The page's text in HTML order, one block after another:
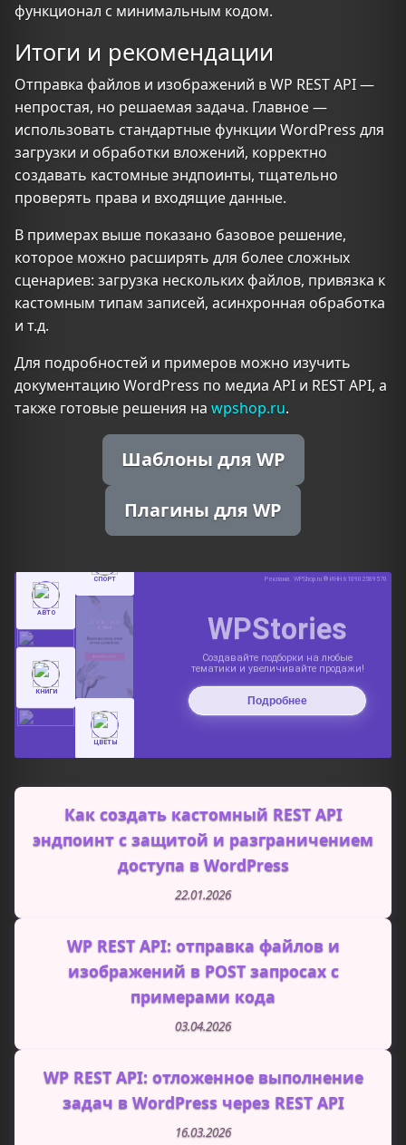
функционал с минимальным кодом.
Итоги и рекомендации
Отправка файлов и изображений в WP REST API —
непростая, но решаемая задача. Главное —
использовать стандартные функции WordPress для
загрузки и обработки вложений, корректно
создавать кастомные эндпоинты, тщательно
проверять права и входящие данные.
В примерах выше показано базовое решение,
которое можно расширять для более сложных
сценариев: загрузка нескольких файлов, привязка к
кастомным типам записей, асинхронная обработка
и т.д.
Для подробностей и примеров можно изучить
документацию WordPress по медиа API и REST API, а
также готовые решения на wpshop.ru.
Шаблоны для WP
Плагины для WP
Как создать кастомный REST API
эндпоинт с защитой и разграничением
доступа в WordPress
22.01.2026
WP REST API: отправка файлов и
изображений в POST запросах с
примерами кода
03.04.2026
WP REST API: отложенное выполнение
задач в WordPress через REST API
16.03.2026